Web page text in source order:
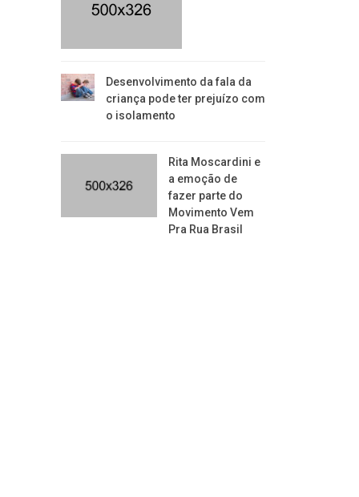
Desenvolvimento da fala da
criança pode ter prejuízo com
o isolamento
Rita Moscardini e
a emoção de
fazer parte do
Movimento Vem
Pra Rua Brasil